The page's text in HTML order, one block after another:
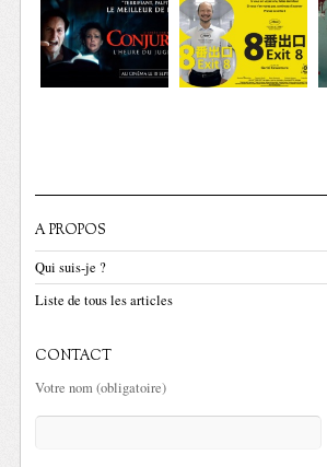
A PROPOS
Qui suis-je ?
Liste de tous les articles
CONTACT
Votre nom (obligatoire)